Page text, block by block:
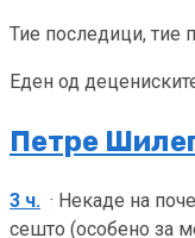
Тие последици, тие
Еден од
Петре
3 ч. · Некаде на
сешто (особено за